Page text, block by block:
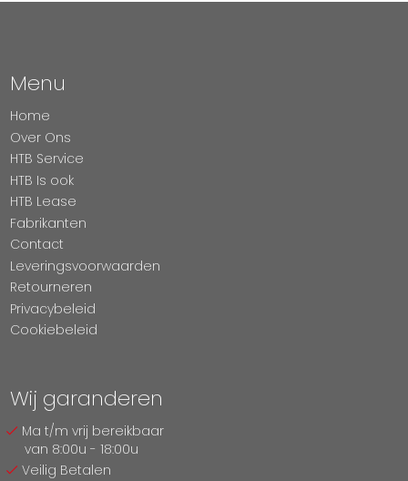
Menu
Home
Over Ons
HTB Service
HTB Is ook
HTB Lease
Fabrikanten
Contact
Leveringsvoorwaarden
Retourneren
Privacybeleid
Cookiebeleid
Wij garanderen
Ma t/m vrij bereikbaar
van 8:00u - 18:00u
Veilig Betalen